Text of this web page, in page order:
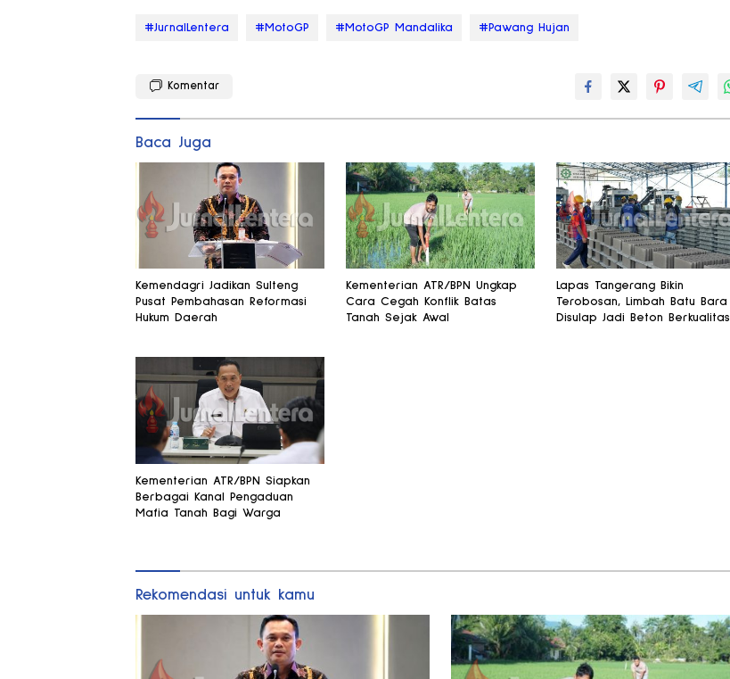
#JurnalLentera #MotoGP #MotoGP Mandalika #Pawang Hujan
Komentar
Baca Juga
Kemendagri Jadikan Sulteng
Pusat Pembahasan Reformasi
Hukum Daerah
Kementerian ATR/BPN Ungkap
Cara Cegah Konflik Batas
Tanah Sejak Awal
Lapas Tangerang Bikin
Terobosan, Limbah Batu Bara
Disulap Jadi Beton Berkualitas
Kementerian ATR/BPN Siapkan
Berbagai Kanal Pengaduan
Mafia Tanah Bagi Warga
Rekomendasi untuk kamu